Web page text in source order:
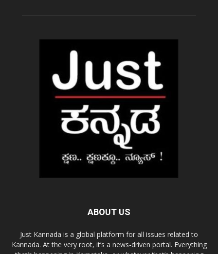
ABOUT US
Just Kannada is a global platform for all issues related to
Kannada. At the very root, it’s a news-driven portal. Everything